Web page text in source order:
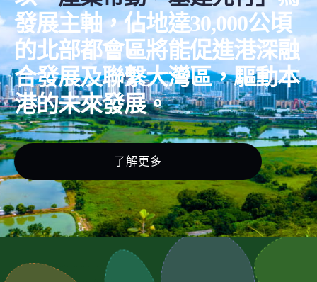
發展主軸，佔地達30,000公頃
的北部都會區將能促進港深融
合發展及聯繫大灣區，驅動本
港的未來發展。
了解更多